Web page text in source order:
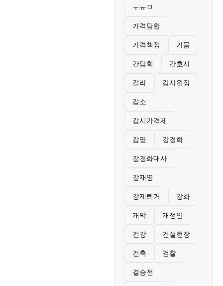
ㅜㅠㅁ
가격담합
가격책정 가뭄
간담회 간호사
갈라 감사원장
감소
감시가격제
감염 강경화
강경화대사
강재영
강제퇴거 강화
개막 개정안
건강 건설현장
건축 검찰
결승전